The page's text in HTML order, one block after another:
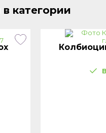
категории